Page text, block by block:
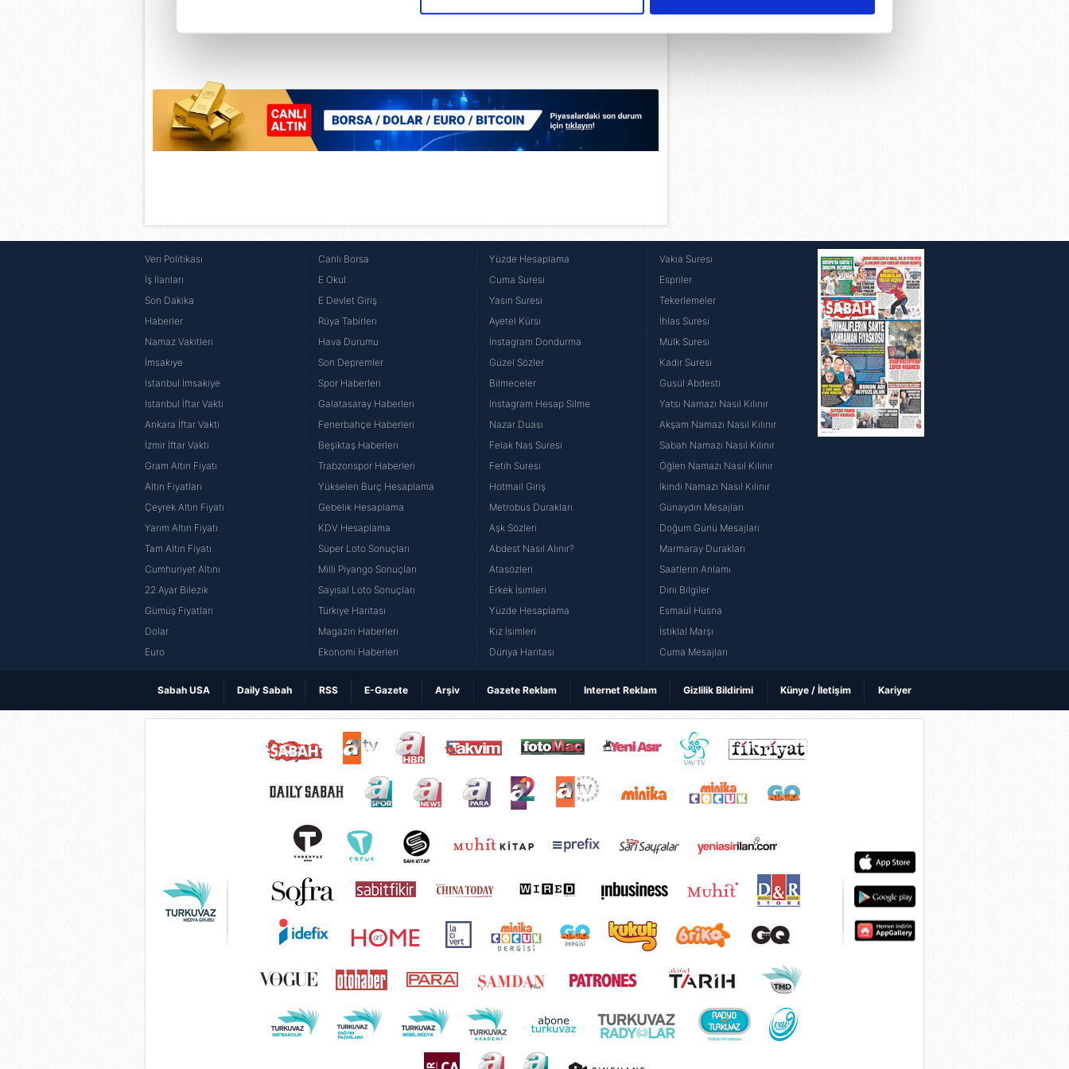
Her halükârda, kullanıcılar, bu çerezlere izin vermedikleri takdirde, kullanıcılara hedefli reklamlar gösterilmeyecektir."
amacıyla kullanılmaktadır. Diğer çerezler, sitemizin daha işlevsel kılınması ve kişiselleştirilmesi ve sizlere yönelik
reklam/pazarlama faaliyetlerinin yapılması, amaçlarıyla sınırlı olarak açık rızanız dahilinde kullanılacaktır.
Çerezlere ilişkin tercihlerinizi aşağıda yer alan panel vasıtasıyla belirleyebilirsiniz. Çerezlere ilişkin detaylı bilgi için Ayarlar
mevzuata uygun olarak kullanılan çerezlerle ilgili bilgi almak için lütfentıklayınız.
Veri Politikası
İş İlanları
Son Dakika
Haberler
Namaz Vakitleri
İmsakiye
İstanbul İmsakiye
İstanbul İftar Vakti
Ankara İftar Vakti
İzmir İftar Vakti
Gram Altın Fiyatı
Altın Fiyatları
Çeyrek Altın Fiyatı
Yarım Altın Fiyatı
Tam Altın Fiyatı
Cumhuriyet Altını
22 Ayar Bilezik
Gümüş Fiyatları
Dolar
Euro
Canlı Borsa
E Okul
E Devlet Giriş
Rüya Tabirleri
Hava Durumu
Son Depremler
Spor Haberleri
Galatasaray Haberleri
Fenerbahçe Haberleri
Beşiktaş Haberleri
Trabzonspor Haberleri
Yükselen Burç Hesaplama
Gebelik Hesaplama
KDV Hesaplama
Süper Loto Sonuçları
Milli Piyango Sonuçları
Sayısal Loto Sonuçları
Türkiye Haritası
Magazin Haberleri
Ekonomi Haberleri
Yüzde Hesaplama
Cuma Suresi
Yasin Suresi
Ayetel Kürsi
İnstagram Dondurma
Güzel Sözler
Bilmeceler
İnstagram Hesap Silme
Nazar Duası
Felak Nas Suresi
Fetih Suresi
Hotmail Giriş
Metrobüs Durakları
Aşk Sözleri
Abdest Nasıl Alınır?
Atasözleri
Erkek İsimleri
Yüzde Hesaplama
Kız İsimleri
Dünya Haritası
Vakıa Suresi
Espriler
Tekerlemeler
İhlas Suresi
Mülk Suresi
Kadir Suresi
Gusül Abdesti
Yatsı Namazı Nasıl Kılınır
Akşam Namazı Nasıl Kılınır
Sabah Namazı Nasıl Kılınır
Öğlen Namazı Nasıl Kılınır
İkindi Namazı Nasıl Kılınır
Günaydın Mesajları
Doğum Günü Mesajları
Marmaray Durakları
Saatlerin Anlamı
Dini Bilgiler
Esmaül Hüsna
İstiklal Marşı
Cuma Mesajları
Sabah USA Daily Sabah RSS E-Gazete Arşiv Gazete Reklam Internet Reklam Gizlilik Bildirimi Künye / İletişim Kariyer